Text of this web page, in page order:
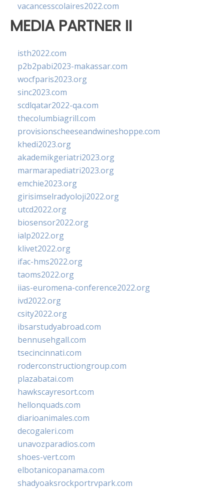
vacancesscolaires2022.com
MEDIA PARTNER II
isth2022.com
p2b2pabi2023-makassar.com
wocfparis2023.org
sinc2023.com
scdlqatar2022-qa.com
thecolumbiagrill.com
provisionscheeseandwineshoppe.com
khedi2023.org
akademikgeriatri2023.org
marmarapediatri2023.org
emchie2023.org
girisimselradyoloji2022.org
utcd2022.org
biosensor2022.org
ialp2022.org
klivet2022.org
ifac-hms2022.org
taoms2022.org
iias-euromena-conference2022.org
ivd2022.org
csity2022.org
ibsarstudyabroad.com
bennusehgall.com
tsecincinnati.com
roderconstructiongroup.com
plazabatai.com
hawkscayresort.com
hellonquads.com
diarioanimales.com
decogaleri.com
unavozparadios.com
shoes-vert.com
elbotanicopanama.com
shadyoaksrockportrvpark.com